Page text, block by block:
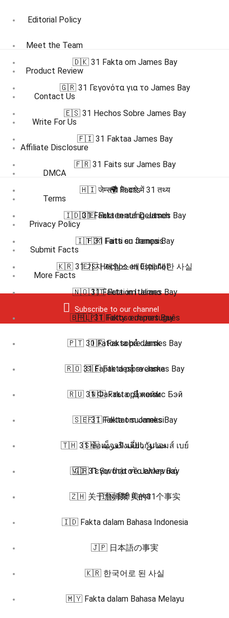
Editorial Policy
Meet the Team
Product Review
Contact Us
Write For Us
Affiliate Disclosure
DMCA
Terms
Privacy Policy
Submit Facts
More Facts
Subscribe to our channel
🇩🇰 31 Fakta om James Bay
🇬🇷 31 Γεγονότα για το James Bay
🇪🇸 31 Hechos Sobre James Bay
🇫🇮 31 Faktaa James Bay
🇫🇷 31 Faits sur James Bay
🇭🇮 जेम्स बे के बारे में 31 तथ्य
🇮🇩 31 Fakta tentang James Bay
🇮🇹 31 Fatti su James Bay
🇰🇷 31 가지 제임스 베이에 대한 사실
🇳🇴 31 Fakta om James Bay
🇵🇱 31 Fakty o James Bay
🇵🇹 31 Fatos sobre James Bay
🇷🇴 31 Fapte despre James Bay
🇷🇺 31 Факты о Джеймс Бэй
🇸🇪 31 Fakta om James Bay
🇹🇭 31 ข้อเท็จจริงเกี่ยวกับ เจมส์ เบย์
🇻🇮 31 Sự thật về James Bay
🇿🇭 关于詹姆斯·贝的31个事实
🌍 Facts
🇩🇪 Fakten auf Deutsch
🇫🇷 Faits en français
🇪🇸 Hechos en Español
🇮🇹 Fatti in Italiano
🇧🇷 🇵🇹 Fatos em português
🇩🇰 Fakta på dansk
🇸🇪 Fakta på svenska
🇳🇴 Fakta på norsk
🇫🇮 Faktat suomeksi
🇸🇦 حقائق باللغة العربية
🇬🇷 Γεγονότα στα ελληνικά
🇮🇳 हिंदी में तथ्य
🇮🇩 Fakta dalam Bahasa Indonesia
🇯🇵 日本語の事実
🇰🇷 한국어로 된 사실
🇲🇾 Fakta dalam Bahasa Melayu